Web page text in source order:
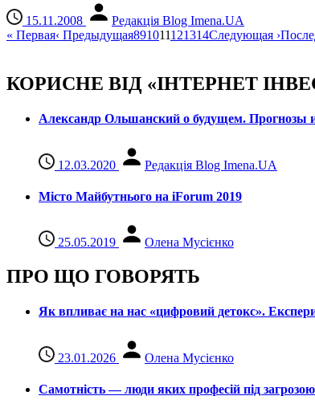
15.11.2008
Редакція Blog Imena.UA
« Первая‹ Предыдущая891011121314Следующая ›
КОРИСНЕ ВІД «ІНТЕРНЕТ
Александр Ольшанский о будущем. Прогнозы
12.03.2020 Редакція Blog Imena.UA
Місто Майбутнього на iForum 2019
25.05.2019 Олена Мусієнко
ПРО ЩО ГОВОРЯТЬ
Як впливає на нас «цифровий детокс».
23.01.2026 Олена Мусієнко
Самотність — люди яких професій під